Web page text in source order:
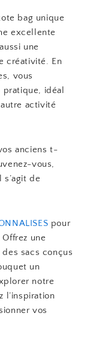
bag unique
excellente
une
créativité. En
vous
idéal
activité
anciens t-
vous,
de
pour
une
sacs conçus
un
notre
vos